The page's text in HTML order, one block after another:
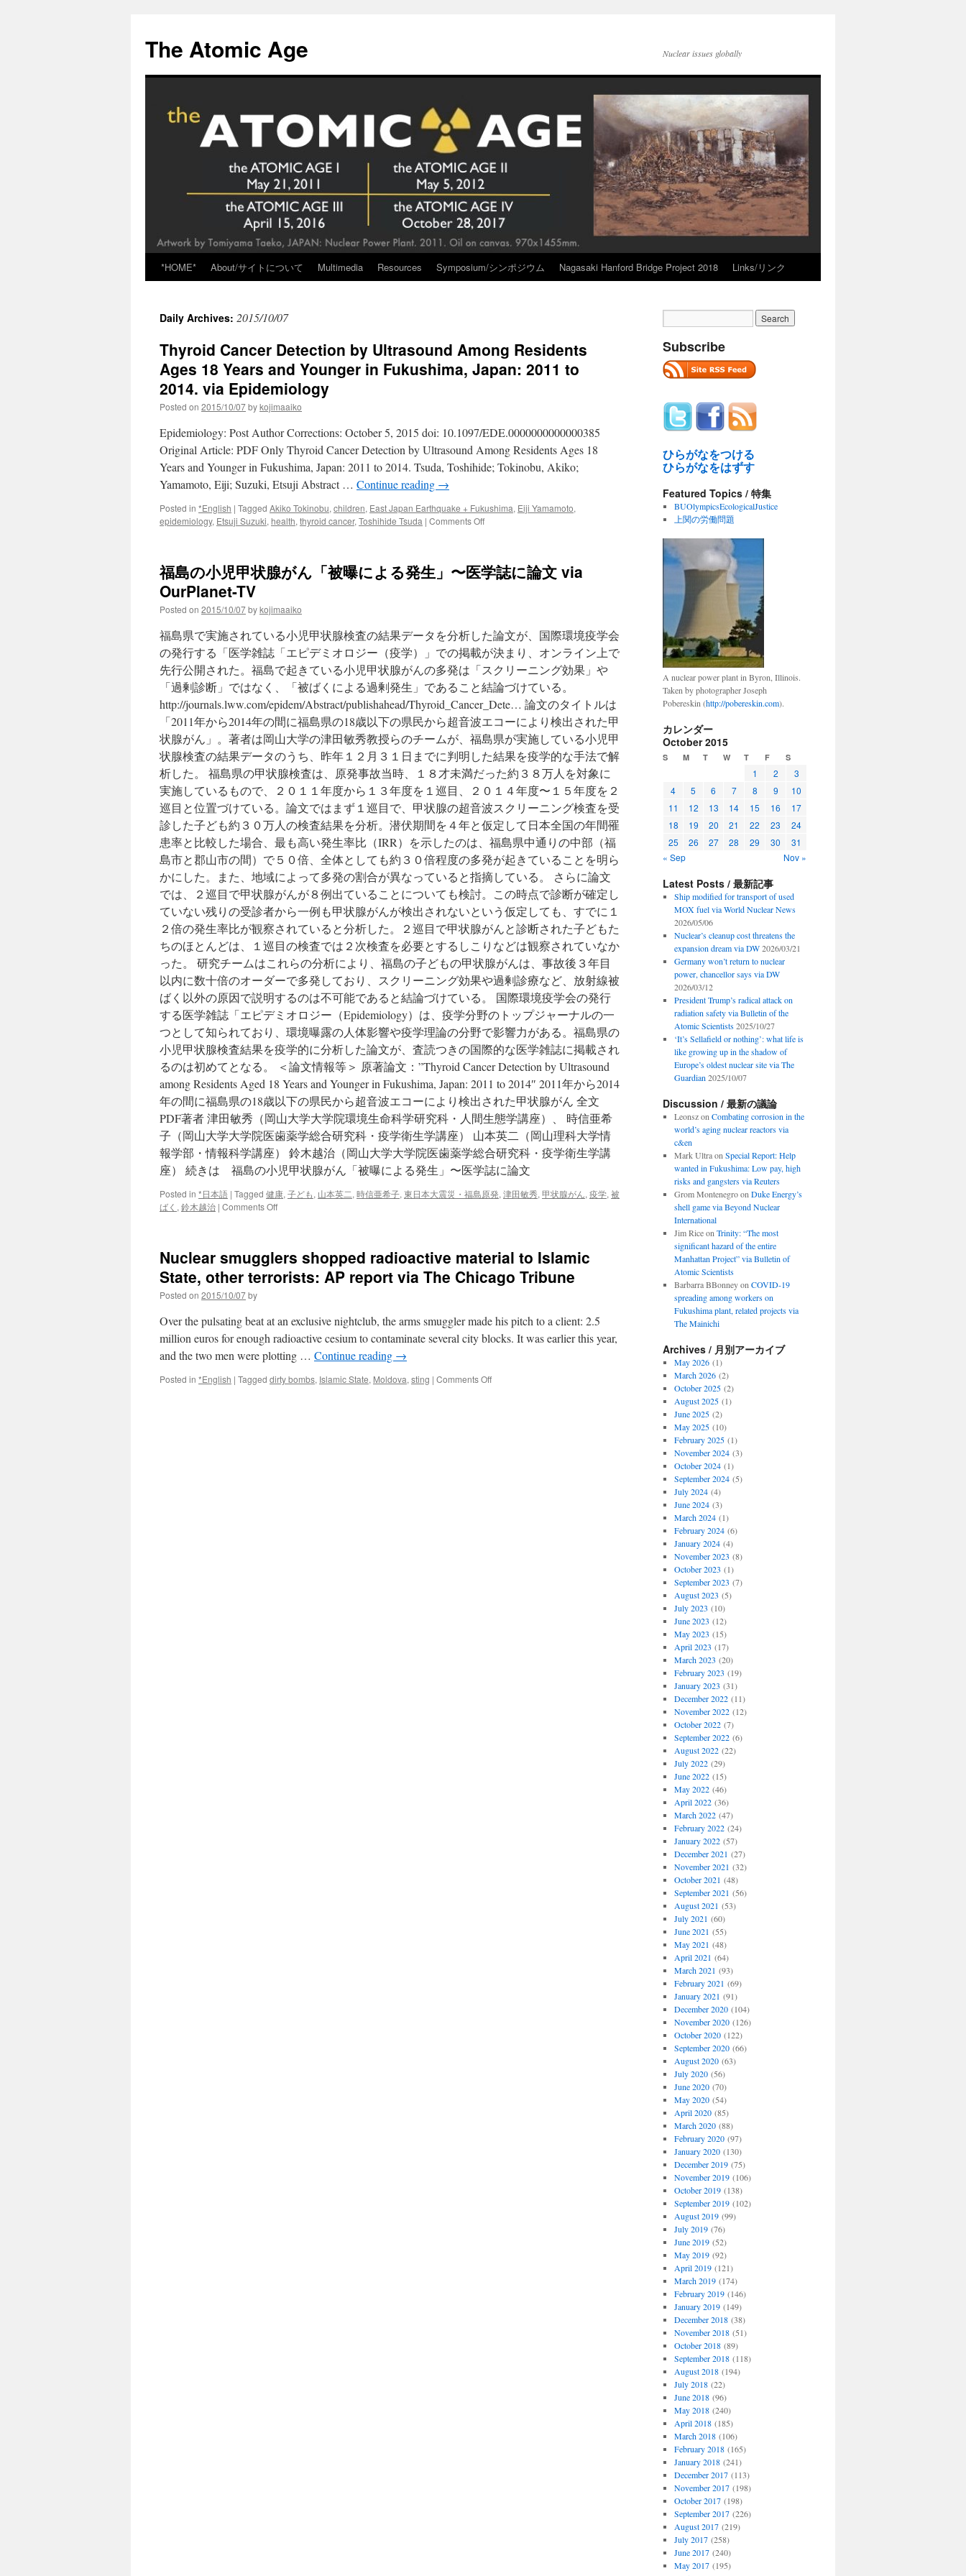
content
The Atomic Age Nuclear issues globally
*HOME* About/サイトについて Multimedia Resources Symposium/シンポジウム Nagasaki Hanford Bridge Project 2018 Links/リンク
Daily Archives: 2015/10/07
Thyroid Cancer Detection by Ultrasound Among Residents
Ages 18 Years and Younger in Fukushima, Japan: 2011 to
2014. via Epidemiology
Posted on 2015/10/07bykojimaaiko
Epidemiology: Post Author Corrections: October 5, 2015 doi: 10.1097/EDE.0000000000000385
Original Article: PDF Only Thyroid Cancer Detection by Ultrasound Among Residents Ages 18
Years and Younger in Fukushima, Japan: 2011 to 2014. Tsuda, Toshihide; Tokinobu, Akiko;
Yamamoto, Eiji; Suzuki, Etsuji Abstract … Continue reading →
Posted in *English | Tagged Akiko Tokinobu, children, East Japan Earthquake + Fukushima, Eiji Yamamoto,
epidemiology, Etsuji Suzuki, health, thyroid cancer, Toshihide Tsuda | Comments Offon
by
18
Years
and
Younger
in
Fukushima,
Japan:
2011
to
2014.
via
Epidemiology
福島の小児甲状腺がん「被曝による発生」〜医学誌に論文 via
OurPlanet-TV
Posted on 2015/10/07bykojimaaiko
福島県で実施されている小児甲状腺検査の結果データを分析した論文が、国際環境疫学会
の発行する「医学雑誌「エピデミオロジー（疫学）」での掲載が決まり、オンライン上で
先行公開された。福島で起きている小児甲状腺がんの多発は「スクリーニング効果」や
「過剰診断」ではなく、「被ばくによる過剰発生」であること結論づけている。
http://journals.lww.com/epidem/Abstract/publishahead/Thyroid_Cancer_Dete… 論文のタイトルは
「2011年から2014年の間に福島県の18歳以下の県民から超音波エコーにより検出された甲
状腺がん」。著者は岡山大学の津田敏秀教授らのチームが、福島県が実施している小児甲
状腺検査の結果データのうち、昨年１２月３１日までに判明した結果を疫学的な手法で解
析した。 福島県の甲状腺検査は、原発事故当時、１８才未満だった約３８万人を対象に
実施しているもので、２０１１年度から１３年度を１巡目、２０１４年度〜１５年度を２
巡目と位置づけている。論文ではまず１巡目で、甲状腺の超音波スクリーニング検査を受
診した子ども約３０万人の検査結果を分析。潜伏期間を４年と仮定して日本全国の年間罹
患率と比較した場合、最も高い発生率比（IRR）を示したのは、福島県中通りの中部（福
島市と郡山市の間）で５０倍、全体としても約３０倍程度の多発が起きていることを明ら
かにした。また、地域によって多発の割合が異なっていると指摘している。 さらに論文
では、２巡目で甲状腺がんが８例出ていることについても検討。この時点で診断が確定し
ていない残りの受診者から一例も甲状腺がんが検出されないという仮定しても、すでに１
２倍の発生率比が観察されていると分析した。２巡目で甲状腺がんと診断された子どもた
ちのほとんどは、１巡目の検査では２次検査を必要とするしこりなどは観察されていなか
った。 研究チームはこれらの分析により、福島の子どもの甲状腺がんは、事故後３年目
以内に数十倍のオーダーで多発しており、スクリーニング効果や過剰診療など、放射線被
ばく以外の原因で説明するのは不可能であると結論づけている。 国際環境疫学会の発行
する医学雑誌「エピデミオロジー（Epidemiology）は、疫学分野のトップジャーナルの一
つとして知られており、環境曝露の人体影響や疫学理論の分野で影響力がある。福島県の
小児甲状腺検査結果を疫学的に分析した論文が、査読つきの国際的な医学雑誌に掲載され
るのは初めてとなる。 ＜論文情報等＞ 原著論文：”Thyroid Cancer Detection by Ultrasound
among Residents Aged 18 Years and Younger in Fukushima, Japan: 2011 to 2014″ 2011年から2014
年の間に福島県の18歳以下の県民から超音波エコーにより検出された甲状腺がん 全文
PDF著者 津田敏秀（岡山大学大学院環境生命科学研究科・人間生態学講座）、 時信亜希
子（岡山大学大学院医歯薬学総合研究科・疫学衛生学講座） 山本英二（岡山理科大学情
報学部・情報科学講座） 鈴木越治（岡山大学大学院医歯薬学総合研究科・疫学衛生学講
座） 続きは 福島の小児甲状腺がん「被曝による発生」〜医学誌に論文
Posted in *日本語 | Tagged 健康, 子ども, 山本英二, 時信亜希子, 東日本大震災・福島原発, 津田敏秀, 甲状腺がん, 疫学, 被
ばく , 鈴木越治 | Comments Offon
小
甲
が
ん
曝
に
よ
Nuclear smugglers shopped radioactive material to Islamic
State, other terrorists: AP report via The Chicago Tribune
Posted on 2015/10/07by
Over the pulsating beat at an exclusive nightclub, the arms smuggler made his pitch to a client: 2.5
million euros for enough radioactive cesium to contaminate several city blocks. It was earlier this year,
and the two men were plotting … Continue reading →
Posted in *English | Tagged dirty bombs, Islamic State, Moldova, sting | Comments Offon
Subscribe
ひらがなをつける
ひらがなをはずす
Featured Topics / 特集
BUOlympicsEcologicalJustice
上関の労働問題
A nuclear power plant in Byron, Illinois.
Taken by photographer Joseph
Pobereskin (http://pobereskin.com).
カレンダー
October 2015
S M T W T F S
1 2
3
4
5 6 7 8 9
10
11
12 13 14 15 16
17
18
19 20 21 22 23
24
25
26 27 28 29 30
31
« Sep
Nov »
Latest Posts / 最新記事
Ship modified for transport of used
MOX fuel via World Nuclear News
2026/05/06
Nuclear’s cleanup cost threatens the
expansion dream via DW 2026/03/21
Germany won’t return to nuclear
power, chancellor says via DW
2026/03/12
President Trump’s radical attack on
radiation safety via Bulletin of the
Atomic Scientists 2025/10/27
‘It’s Sellafield or nothing’: what life is
like growing up in the shadow of
Europe’s oldest nuclear site via The
Guardian 2025/10/07
Discussion / 最新の議論
Leonszon Combating corrosion in the
world’s aging nuclear reactors via
c&en
Mark Ultraon Special Report: Help
wanted in Fukushima: Low pay, high
risks and gangsters via Reuters
Grom Montenegroon Duke Energy’s
shell game via Beyond Nuclear
International
Jim Riceon Trinity: “The most
significant hazard of the entire
Manhattan Project” via Bulletin of
Atomic Scientists
Barbarra BBonneyon COVID-19
spreading among workers on
Fukushima plant, related projects via
The Mainichi
Archives / 月別アーカイブ
May 2026(1)
March 2026(2)
October 2025(2)
August 2025(1)
June 2025(2)
May 2025(10)
February 2025(1)
November 2024(3)
October 2024(1)
September 2024(5)
July 2024(4)
June 2024(3)
March 2024(1)
February 2024(6)
January 2024(4)
November 2023 (8)
October 2023 (1)
September 2023 (7)
August 2023 (5)
July 2023 (10)
June 2023 (12)
May 2023 (15)
April 2023 (17)
March 2023 (20)
February 2023 (19)
January 2023 (31)
December 2022(11)
November 2022(12)
October 2022(7)
September 2022(6)
August 2022(22)
July 2022(29)
June 2022(15)
May 2022(46)
April 2022(36)
March 2022(47)
February 2022(24)
January 2022(57)
December 2021 (27)
November 2021 (32)
October 2021 (48)
September 2021 (56)
August 2021 (53)
July 2021 (60)
June 2021 (55)
May 2021 (48)
April 2021 (64)
March 2021 (93)
February 2021 (69)
January 2021 (91)
December 2020(104)
November 2020(126)
October 2020(122)
September 2020(66)
August 2020(63)
July 2020(56)
June 2020(70)
May 2020(54)
April 2020(85)
March 2020(88)
February 2020(97)
January 2020(130)
December 2019(75)
November 2019(106)
October 2019(138)
September 2019(102)
August 2019(99)
July 2019(76)
June 2019(52)
May 2019(92)
April 2019(121)
March 2019(174)
February 2019(146)
January 2019(149)
December 2018(38)
November 2018(51)
October 2018(89)
September 2018(118)
August 2018(194)
July 2018(22)
June 2018(96)
May 2018(240)
April 2018(185)
March 2018(106)
February 2018(165)
January 2018(241)
December 2017(113)
November 2017(198)
October 2017(198)
September 2017(226)
August 2017(219)
July 2017(258)
June 2017(240)
May 2017(195)